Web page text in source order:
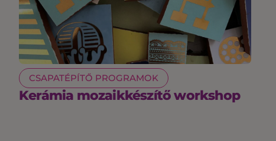
CSAPATÉPÍTŐ PROGRAMOK
Kerámia mozaikkészítő workshop